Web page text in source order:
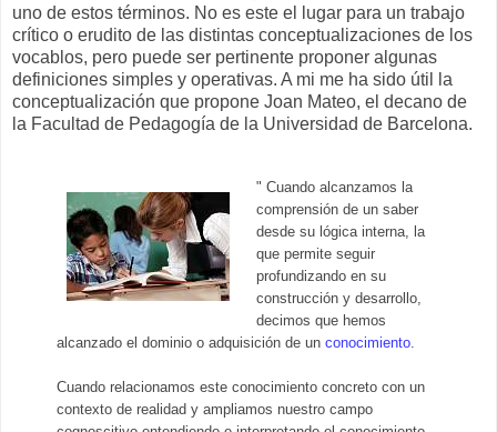
uno de estos términos. No es este el lugar para un trabajo
crítico o erudito de las distintas conceptualizaciones de los
vocablos, pero puede ser pertinente proponer algunas
definiciones simples y operativas. A mi me ha sido útil la
conceptualización que propone Joan Mateo, el decano de
la Facultad de Pedagogía de la Universidad de Barcelona.
" Cuando alcanzamos la
comprensión de un saber
desde su lógica interna, la
que permite seguir
profundizando en su
construcción y desarrollo,
decimos que hemos
alcanzado el dominio o adquisición de un conocimiento
Cuando relacionamos este conocimiento concreto con un
contexto de realidad y ampliamos nuestro campo